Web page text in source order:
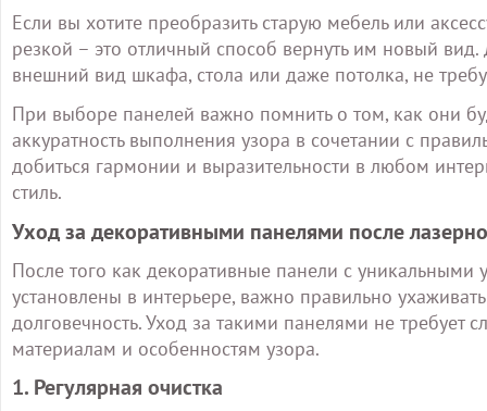
Если вы хотите преобразить старую мебель или
резкой – это отличный способ вернуть им новый
внешний вид шкафа, стола или даже потолка, не
При выборе панелей важно помнить о том, как они
аккуратность выполнения узора в сочетании с
добиться гармонии и выразительности в любом
стиль.
Уход за декоративными панелями после
После того как декоративные панели с
установлены в интерьере, важно правильно
долговечность. Уход за такими панелями не требует
материалам и особенностям узора.
1. Регулярная очистка